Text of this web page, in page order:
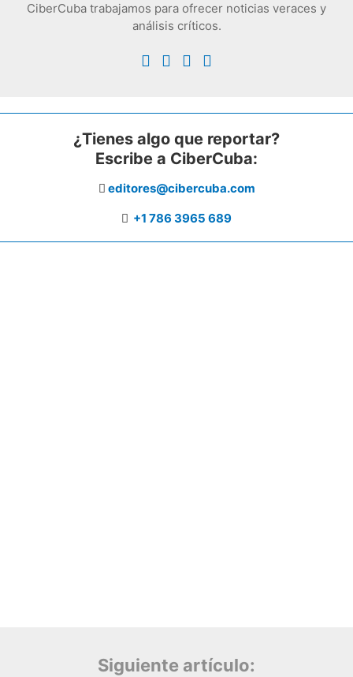
CiberCuba trabajamos para ofrecer noticias veraces y
análisis críticos.
¿Tienes algo que reportar?
Escribe a CiberCuba:
editores@cibercuba.com
+1 786 3965 689
Siguiente artículo: